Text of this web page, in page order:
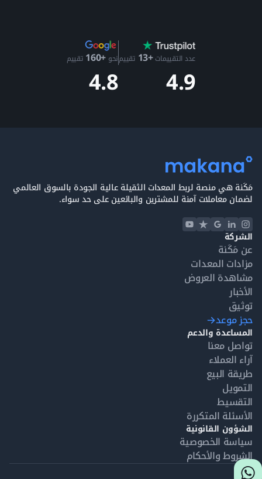
عدد التقييمات+13 تقييم
4.9
نحو +160 تقييم
4.8
مَكَنة هي منصة لربط المعدات الثقيلة عالية الجودة بالسوق العالمي
لضمان معاملات آمنة للمشترين والبائعين على حد سواء.
الشركة
عن مَكَنة
مزادات المعدات
مشاهدة العروض
الأخبار
توثيق
حجز موعد
المساعدة والدعم
تواصل معنا
آراء العملاء
طريقة البيع
التمويل
التقسيط
الأسئلة المتكررة
الشؤون القانونية
سياسة الخصوصية
الشروط والأحكام